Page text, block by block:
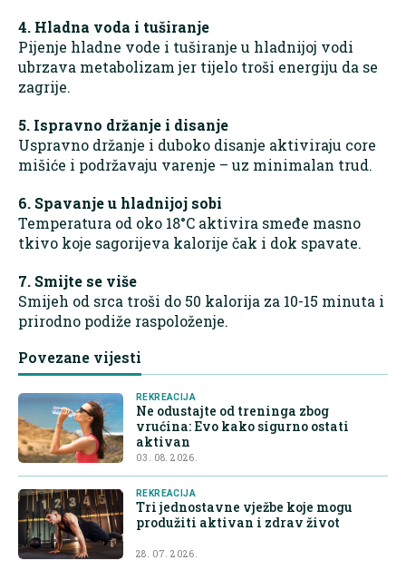
4. Hladna voda i tuširanje
Pijenje hladne vode i tuširanje u hladnijoj vodi
ubrzava metabolizam jer tijelo troši energiju da se
zagrije.
5. Ispravno držanje i disanje
Uspravno držanje i duboko disanje aktiviraju core
mišiće i podržavaju varenje – uz minimalan trud.
6. Spavanje u hladnijoj sobi
Temperatura od oko 18°C aktivira smeđe masno
tkivo koje sagorijeva kalorije čak i dok spavate.
7. Smijte se više
Smijeh od srca troši do 50 kalorija za 10-15 minuta i
prirodno podiže raspoloženje.
Povezane vijesti
REKREACIJA
Ne odustajte od treninga zbog
vrućina: Evo kako sigurno ostati
aktivan
03. 08. 2026.
REKREACIJA
Tri jednostavne vježbe koje mogu
produžiti aktivan i zdrav život
28. 07. 2026.